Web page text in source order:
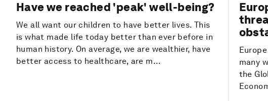
Have we reached 'peak' well-being?
We all want our children to have better lives. This
is what made life today better than ever before in
human history. On average, we are wealthier, have
better access to healthcare, are m...
many
the